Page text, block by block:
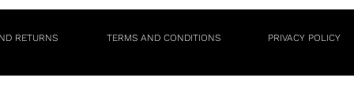
RETURNS TERMS AND CONDITIONS PRIVACY POLICY